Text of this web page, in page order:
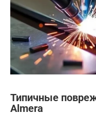
Типичные
Almera